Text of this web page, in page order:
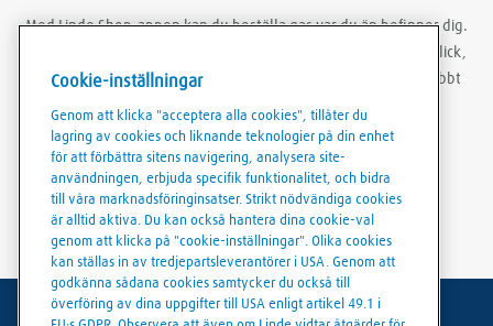
Med Linde Shop-appen kan du beställa gas var du än befinner dig.
Du kan vara inloggad, göra ombeställningar med bara några klick,
skapa ordermallar och ladda ner fakturor och följesedlar snabbt
och smidigt.
Cookie-inställningar
Genom att klicka "acceptera alla cookies", tillåter du
lagring av cookies och liknande teknologier på din enhet
för att förbättra sitens navigering, analysera site-
användningen, erbjuda specifik funktionalitet, och bidra
till våra marknadsföringinsatser. Strikt nödvändiga cookies
är alltid aktiva. Du kan också hantera dina cookie-val
genom att klicka på "cookie-inställningar". Olika cookies
kan ställas in av tredjepartsleverantörer i USA. Genom att
godkänna sådana cookies samtycker du också till
överföring av dina uppgifter till USA enligt artikel 49.1 i